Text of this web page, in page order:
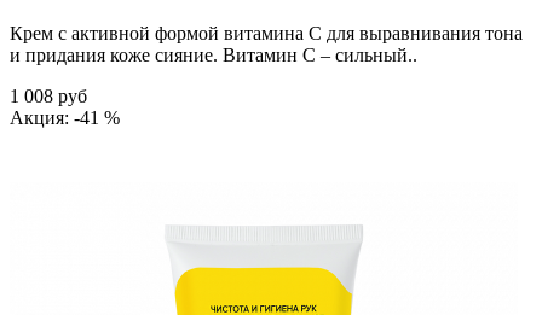
Крем с активной формой витамина С для выравнивания тона
и придания коже сияние. Витамин С – сильный..
1 008 руб
Акция: -41 %